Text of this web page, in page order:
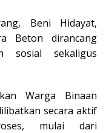
Beni Hidayat,
Beton dirancang
sosial sekaligus
Warga Binaan
secara aktif
mulai dari